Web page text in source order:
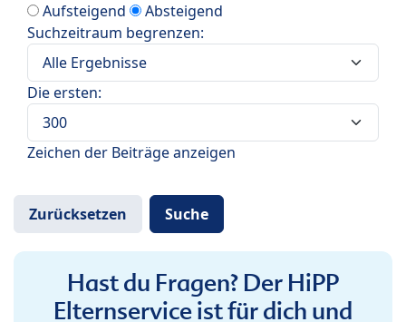
Aufsteigend
Absteigend
Suchzeitraum begrenzen:
Die ersten:
Zeichen der Beiträge anzeigen
Hast du Fragen? Der HiPP
Elternservice ist für dich und